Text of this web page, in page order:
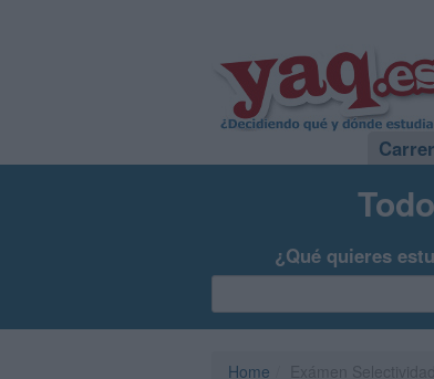
¿Qué quieres
Home